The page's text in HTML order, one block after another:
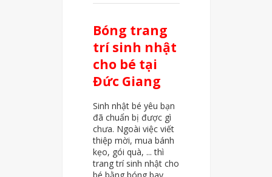
Bóng trang
trí sinh nhật
cho bé tại
Đức Giang
Sinh nhật bé yêu bạn
đã chuẩn bị được gì
chưa. Ngoài việc viết
thiệp mời, mua bánh
kẹo, gói quà, ... thì
trang trí sinh nhật cho